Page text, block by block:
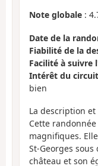
Note globale :
Date de la
Fiabilité de la
Facilité à suivre
Intérêt du
bien
La description
Cette
magnifiques.
St-Georges
château et son